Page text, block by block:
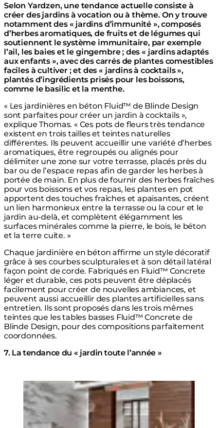
Selon Yardzen, une tendance actuelle consiste à
créer des jardins à vocation ou à thème. On y trouve
notamment des « jardins d’immunité », composés
d’herbes aromatiques, de fruits et de légumes qui
soutiennent le système immunitaire, par exemple
l’ail, les baies et le gingembre ; des « jardins adaptés
aux enfants », avec des carrés de plantes comestibles
faciles à cultiver ; et des « jardins à cocktails »,
plantés d’ingrédients prisés pour les boissons,
comme le basilic et la menthe.
« Les jardinières en béton Fluid™ de Blinde Design
sont parfaites pour créer un jardin à cocktails »,
explique Thomas. « Ces pots de fleurs très tendance
existent en trois tailles et teintes naturelles
différentes. Ils peuvent accueillir une variété d’herbes
aromatiques, être regroupés ou alignés pour
délimiter une zone sur votre terrasse, placés près du
bar ou de l’espace repas afin de garder les herbes à
portée de main. En plus de fournir des herbes fraîches
pour vos boissons et vos repas, les plantes en pot
apportent des touches fraîches et apaisantes, créent
un lien harmonieux entre la terrasse ou la cour et le
jardin au-delà, et complètent élégamment les
surfaces minérales comme la pierre, le bois, le béton
et la terre cuite. »
Chaque jardinière en béton affirme un style décoratif
grâce à ses courbes sculpturales et à son détail latéral
façon point de corde. Fabriqués en Fluid™ Concrete
léger et durable, ces pots peuvent être déplacés
facilement pour créer de nouvelles ambiances, et
peuvent aussi accueillir des plantes artificielles sans
entretien. Ils sont proposés dans les trois mêmes
teintes que les tables basses Fluid™ Concrete de
Blinde Design, pour des compositions parfaitement
coordonnées.
7. La tendance du « jardin toute l’année »
Loading image...